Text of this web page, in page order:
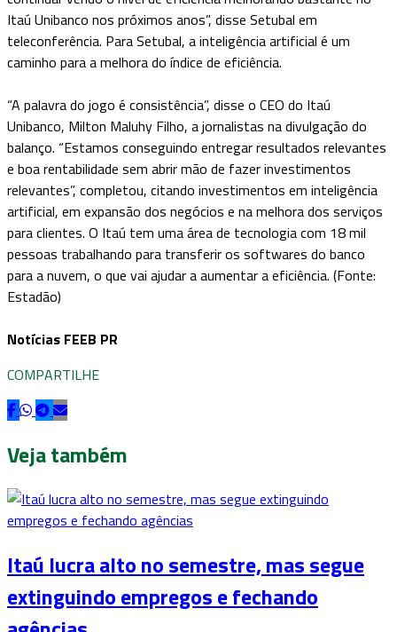
Itaú Unibanco nos próximos anos”, disse Setubal em
teleconferência. Para Setubal, a inteligência artificial é um
caminho para a melhora do índice de eficiência.
“A palavra do jogo é consistência”, disse o CEO do Itaú
Unibanco, Milton Maluhy Filho, a jornalistas na divulgação do
balanço. “Estamos conseguindo entregar resultados relevantes
e boa rentabilidade sem abrir mão de fazer investimentos
relevantes”, completou, citando investimentos em inteligência
artificial, em expansão dos negócios e na melhora dos serviços
para clientes. O Itaú tem uma área de tecnologia com 18 mil
pessoas trabalhando para transferir os softwares do banco
para a nuvem, o que vai ajudar a aumentar a eficiência. (Fonte:
Estadão)
Notícias FEEB PR
COMPARTILHE
Veja também
Itaú lucra alto no semestre, mas segue
extinguindo empregos e fechando